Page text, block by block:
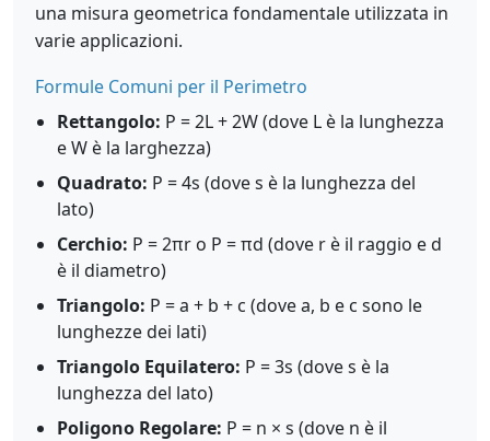
una misura geometrica fondamentale utilizzata in
varie applicazioni.
Formule Comuni per il Perimetro
Rettangolo: P = 2L + 2W (dove L è la lunghezza
e W è la larghezza)
Quadrato: P = 4s (dove s è la lunghezza del
lato)
Cerchio: P = 2πr o P = πd (dove r è il raggio e d
è il diametro)
Triangolo: P = a + b + c (dove a, b e c sono le
lunghezze dei lati)
Triangolo Equilatero: P = 3s (dove s è la
lunghezza del lato)
Poligono Regolare: P = n × s (dove n è il